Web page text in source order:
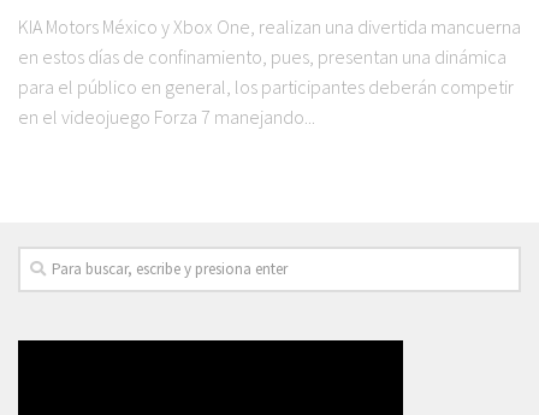
KIA Motors México y Xbox One, realizan una divertida mancuerna
en estos días de confinamiento, pues, presentan una dinámica
para el público en general, los participantes deberán competir
en el videojuego Forza 7 manejando...